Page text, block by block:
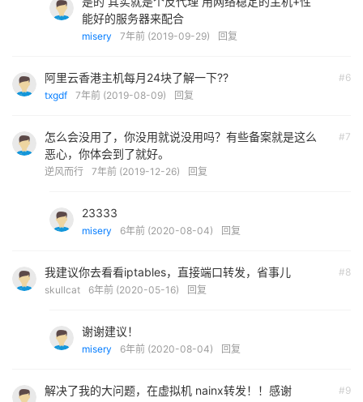
能好的服务器来配合
misery 7年前 (2019-09-29) 回复
#6
阿里云香港主机每月24块了解一下??
txgdf 7年前 (2019-08-09) 回复
#7
怎么会没用了，你没用就说没用吗？有些备案就是这么
恶心，你体会到了就好。
逆风而行 7年前 (2019-12-26) 回复
23333
misery 6年前 (2020-08-04) 回复
#8
我建议你去看看iptables，直接端口转发，省事儿
skullcat 6年前 (2020-05-16) 回复
谢谢建议！
misery 6年前 (2020-08-04) 回复
#9
解决了我的大问题，在虚拟机 nainx转发！！感谢